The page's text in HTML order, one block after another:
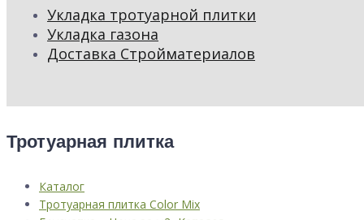
Укладка тротуарной плитки
Укладка газона
Доставка Стройматериалов
Тротуарная плитка
Каталог
Тротуарная плитка Color Mix